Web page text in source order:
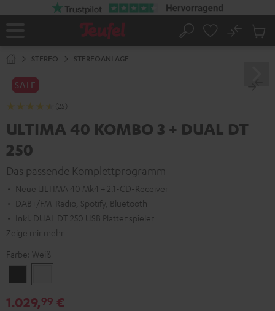
Startseite
Suche
No
STEREO STEREOANLAGE
SALE
(25)
ULTIMA 40 KOMBO 3 + DUAL DT
250
Das passende Komplettprogramm
Neue ULTIMA 40 Mk4 + 2.1-CD-Receiver
DAB+/FM-Radio, Spotify, Bluetooth
Inkl. DUAL DT 250 USB Plattenspieler
Zeige mir mehr
Farbe: Weiß
1.029,99 €